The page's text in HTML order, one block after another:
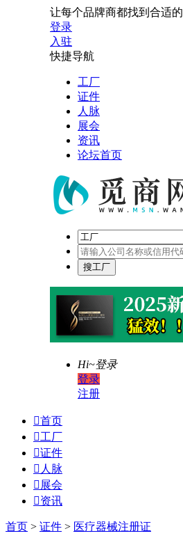
让每个品牌商都找到合适的
登录
入驻
快捷导航
工厂
证件
人脉
展会
资讯
论坛首页
Hi~登录
登录
注册
首页
工厂
证件
 人脉
 展会
资讯
首页 > 证件 > 医疗器械注册证